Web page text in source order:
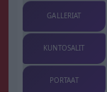
GALLERIAT
KUNTOSALIT
PORTAAT